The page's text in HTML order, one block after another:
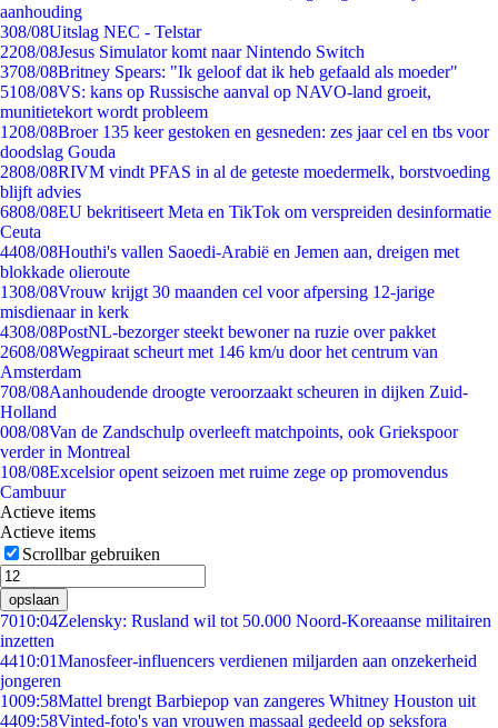
aanhouding
308/08Uitslag NEC - Telstar
2208/08Jesus Simulator komt naar Nintendo Switch
3708/08Britney Spears: "Ik geloof dat ik heb gefaald als moeder"
5108/08VS: kans op Russische aanval op NAVO-land groeit,
munitietekort wordt probleem
1208/08Broer 135 keer gestoken en gesneden: zes jaar cel en tbs voor
doodslag Gouda
2808/08RIVM vindt PFAS in al de geteste moedermelk, borstvoeding
blijft advies
6808/08EU bekritiseert Meta en TikTok om verspreiden desinformatie
Ceuta
4408/08Houthi's vallen Saoedi-Arabië en Jemen aan, dreigen met
blokkade olieroute
1308/08Vrouw krijgt 30 maanden cel voor afpersing 12-jarige
misdienaar in kerk
4308/08PostNL-bezorger steekt bewoner na ruzie over pakket
2608/08Wegpiraat scheurt met 146 km/u door het centrum van
Amsterdam
708/08Aanhoudende droogte veroorzaakt scheuren in dijken Zuid-
Holland
008/08Van de Zandschulp overleeft matchpoints, ook Griekspoor
verder in Montreal
108/08Excelsior opent seizoen met ruime zege op promovendus
Cambuur
Actieve items
Actieve items
Scrollbar gebruiken
opslaan
7010:04Zelensky: Rusland wil tot 50.000 Noord-Koreaanse militairen
inzetten
4410:01Manosfeer-influencers verdienen miljarden aan onzekerheid
jongeren
1009:58Mattel brengt Barbiepop van zangeres Whitney Houston uit
4409:58Vinted-foto's van vrouwen massaal gedeeld op seksfora